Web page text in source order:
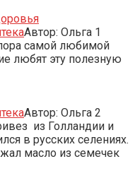
Автор: Ольга 1
самой любимой
любят эту полезную
Автор: Ольга 2
из Голландии и
в русских селениях.
масло из семечек